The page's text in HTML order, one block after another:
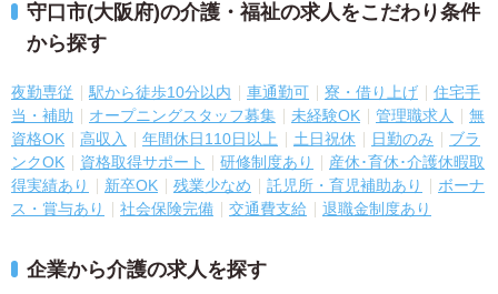
守口市(大阪府)の介護・福祉の求人をこだわり条件
から探す
夜勤専従 駅から徒歩10分以内 車通勤可 寮・借り上げ
住宅手
当・補助
オープニングスタッフ募集 未経験OK 管理職求人
無
資格OK
高収入 年間休日110日以上 土日祝休 日勤のみ
ブラ
ンクOK
資格取得サポート 研修制度あり
産休･育休･介護休暇取
得実績あり
新卒OK 残業少なめ 託児所・育児補助あり
ボーナ
ス・賞与あり
社会保険完備 交通費支給 退職金制度あり
企業から介護の求人を探す